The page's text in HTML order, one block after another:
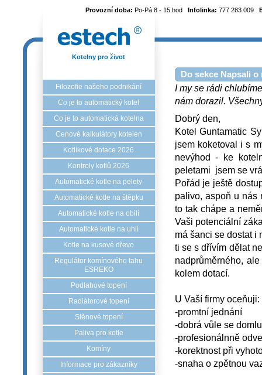
Provozní doba: Po-Pá 8 - 15 hod Infolinka: 777 283 009
Kotelny pro život
Filozofie našeho podnikání
Co je to automatický kotel
Co je to automatická kotelna
Cenové kalkulátory kotelen
Kotlíkové dotace 2026
Kontroly kotlů 2026
Automatické kotle na pelety
Automatické kotle na štěpku
Automatické kotle na obilí
Automatické kotle na uhlí
Kotle na kusové dřevo
Regulátor komínového tahu
ESREKO
Podlahové topení
Radiátorové topení
Stěnové topení
Paliva pro kotle
Komíny
Informace pro zákazníky
Do sekce Napsali
I my se rádi
nám dorazil.
Dobrý den,
Kotel Guntamatic
jsem koketoval i s
nevýhod - ke
peletami jsem se
Pořád je ještě
palivo, aspoň u nás
to tak chápe a
Vaši potenciální
má šanci se dostat i
ti se s dřívím dělat
nadprůměrného,
kolem dotací.
U Vaší firmy oceňuji:
-promtní jednání
-dobrá vůle se
-profesionálnně
-korektnost při
-snaha o zpětnou